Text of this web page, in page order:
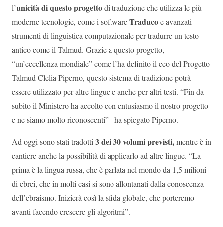
l’unicità di questo progettodi traduzione che utilizza le più
moderne tecnologie, come i softwareTraducoe avanzati
strumenti di linguistica computazionale per tradurre un testo
antico come il Talmud. Grazie a questo progetto,
“un’eccellenza mondiale” come l’ha definito il ceo del Progetto
Talmud Clelia Piperno, questo sistema di tradizione potrà
essere utilizzato per altre lingue e anche per altri testi. “Fin da
subito il Ministero ha accolto con entusiasmo il nostro progetto
e ne siamo molto riconoscenti”– ha spiegato Piperno.
Ad oggi sono stati tradotti3 dei 30 volumi previsti,mentre è in
cantiere anche la possibilità di applicarlo ad altre lingue. “La
prima è la lingua russa, che è parlata nel mondo da 1,5 milioni
di ebrei, che in molti casi si sono allontanati dalla conoscenza
dell’ebraismo. Inizierà così la sfida globale, che porteremo
avanti facendo crescere gli algoritmi”.